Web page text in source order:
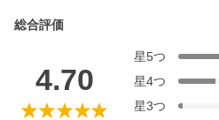
総合評価
4.70
星5つ
星4つ
星3つ